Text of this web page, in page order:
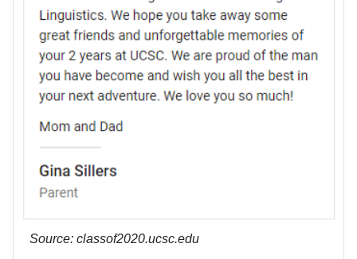
Source: classof2020.ucsc.edu